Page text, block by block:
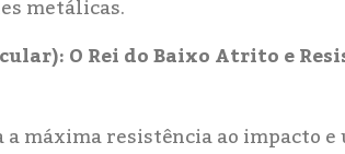
metálicas.
O Rei do Baixo Atrito e
máxima resistência ao impacto e